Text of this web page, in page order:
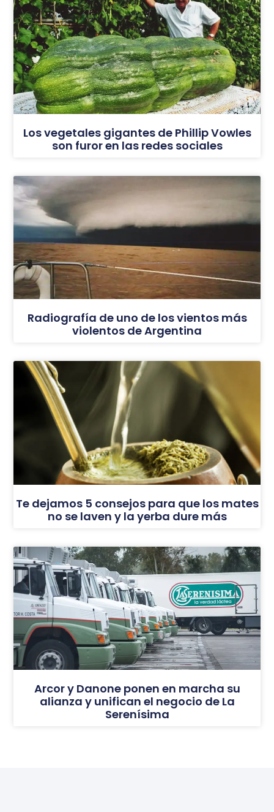
Los vegetales gigantes de Phillip Vowles
son furor en las redes sociales
Radiografía de uno de los vientos más
violentos de Argentina
Te dejamos 5 consejos para que los mates
no se laven y la yerba dure más
Arcor y Danone ponen en marcha su
alianza y unifican el negocio de La
Serenísima